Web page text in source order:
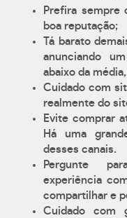
Prefira sempre
boa reputação;
Tá barato
anunciando
abaixo da
Cuidado com
realmente do
Evite comprar
Há uma
desses canais.
Pergunte
experiência
compartilhar e
Cuidado com